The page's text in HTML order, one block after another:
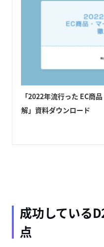
「2022年流行った EC商
解」資料ダウンロード
成功している
点